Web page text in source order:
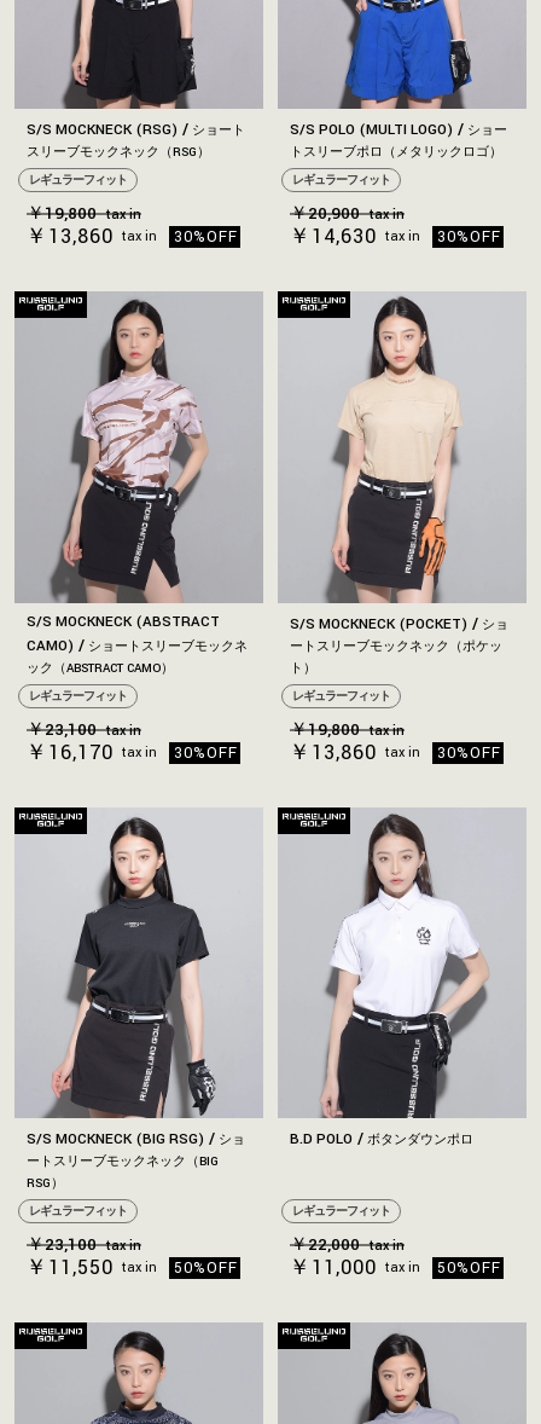
S/S MOCKNECK (RSG)
ショート
スリーブモックネック（RSG）
レギュラーフィット
￥19,800 tax in
￥13,860 tax in 30%OFF
S/S POLO (MULTI LOGO)
ショー
トスリーブポロ（メタリックロゴ）
レギュラーフィット
￥20,900 tax in
￥14,630 tax in 30%OFF
S/S MOCKNECK (ABSTRACT
CAMO)
ショートスリーブモックネ
ック（ABSTRACT CAMO）
レギュラーフィット
￥23,100 tax in
￥16,170 tax in 30%OFF
S/S MOCKNECK (POCKET)
ショ
ートスリーブモックネック（ポケッ
ト）
レギュラーフィット
￥19,800 tax in
￥13,860 tax in 30%OFF
S/S MOCKNECK (BIG RSG)
ショ
ートスリーブモックネック（BIG
RSG）
レギュラーフィット
￥23,100 tax in
￥11,550 tax in 50%OFF
B.D POLO ボタンダウンポロ
レギュラーフィット
￥22,000 tax in
￥11,000 tax in 50%OFF
お買い物を続ける カートへ進む